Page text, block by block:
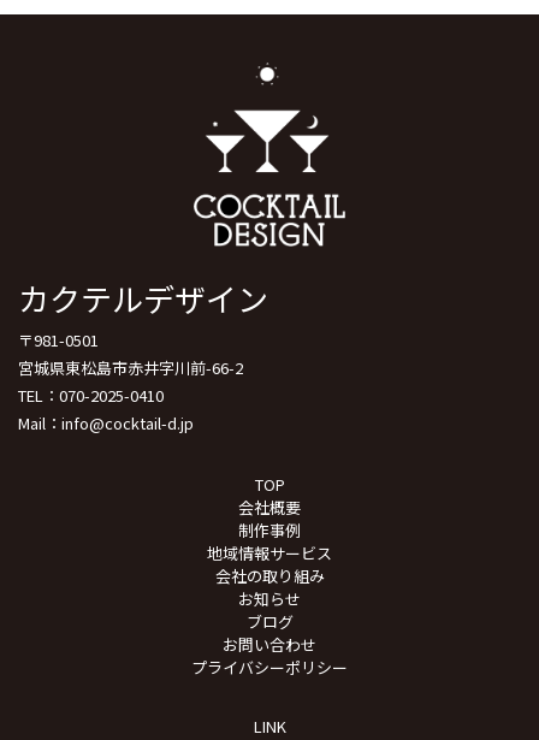
カクテルデザイン
〒981-0501
宮城県東松島市赤井字川前-66-2
TEL：070-2025-0410
Mail：info@cocktail-d.jp
TOP
会社概要
制作事例
地域情報サービス
会社の取り組み
お知らせ
ブログ
お問い合わせ
プライバシーポリシー
LINK